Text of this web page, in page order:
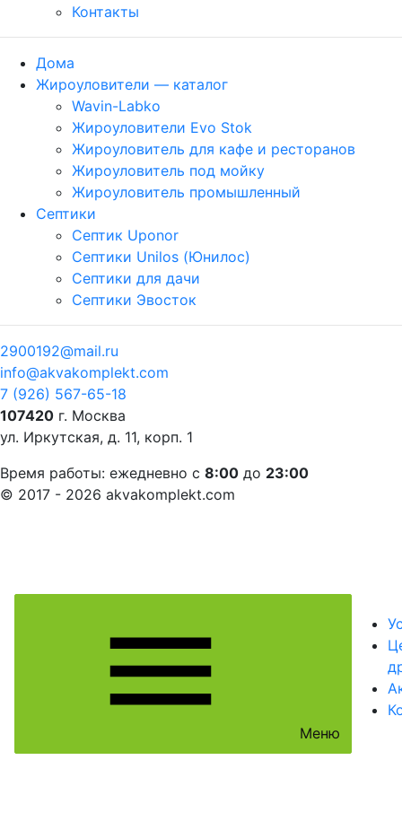
Контакты
Дома
Жироуловители — каталог
Wavin-Labko
Жироуловители Evo Stok
Жироуловитель для кафе и ресторанов
Жироуловитель под мойку
Жироуловитель промышленный
Септики
Септик Uponor
Септики Unilos (Юнилос)
Септики для дачи
Септики Эвосток
2900192@mail.ru
info@akvakomplekt.com
7 (926) 567-65-18
107420 г. Москва
ул. Иркутская, д. 11, корп. 1
Время работы: ежедневно с 8:00 до 23:00
© 2017 - 2026 akvakomplekt.com
Меню